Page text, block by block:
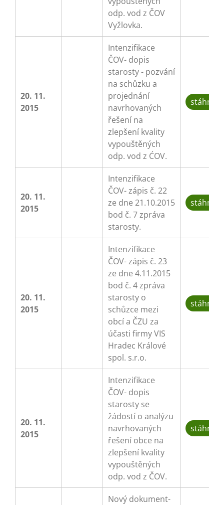
odp. vod z ČOV
Vyžlovka.
20. 11.
2015
Intenzifikace
ČOV- dopis
starosty - pozvání
na schůzku a
projednání
navrhovaných
řešení na
zlepšení kvality
vypouštěných
odp. vod z ĆOV.
20. 11.
2015
Intenzifikace
ČOV- zápis č. 22
ze dne 21.10.2015
bod č. 7 zpráva
starosty.
20. 11.
2015
Intenzifikace
ČOV- zápis č. 23
ze dne 4.11.2015
bod č. 4 zpráva
starosty o
schůzce mezi
obcí a ČZU za
účasti firmy VIS
Hradec Králové
spol. s.r.o.
20. 11.
2015
Intenzifikace
ČOV- dopis
starosty se
žádostí o analýzu
navrhovaných
řešení obce na
zlepšení kvality
vypouštěných
odp. vod z ČOV.
Nový dokument-